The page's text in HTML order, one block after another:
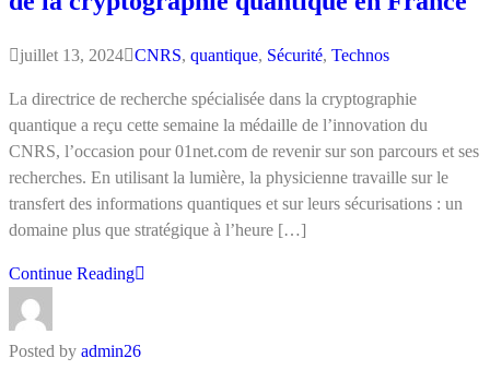
juillet 13, 2024 CNRS, quantique, Sécurité, Technos
La directrice de recherche spécialisée dans la cryptographie
quantique a reçu cette semaine la médaille de l’innovation du
CNRS, l’occasion pour 01net.com de revenir sur son parcours et ses
recherches. En utilisant la lumière, la physicienne travaille sur le
transfert des informations quantiques et sur leurs sécurisations : un
domaine plus que stratégique à l’heure […]
Continue Reading
Posted by admin26